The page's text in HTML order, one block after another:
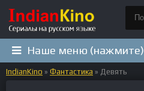
Наше меню (нажмите)
IndianKino » Фантастика » Девять